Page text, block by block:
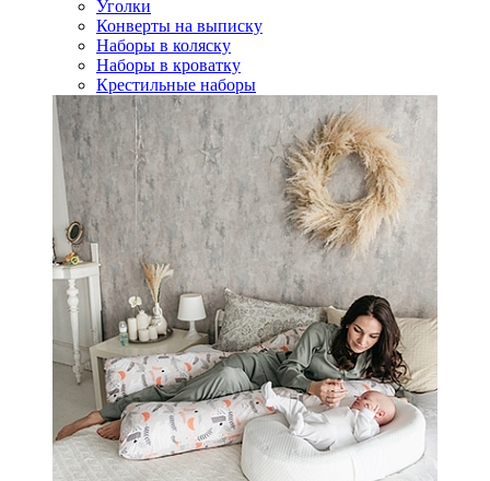
Уголки
Конверты на выписку
Наборы в коляску
Наборы в кроватку
Крестильные наборы